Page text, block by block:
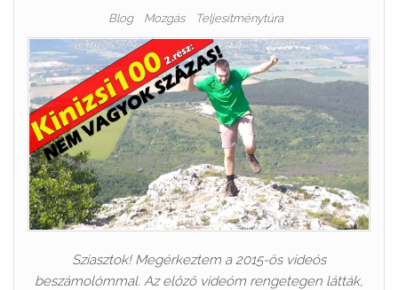
Blog Mozgás Teljesítménytúra
Sziasztok! Megérkeztem a 2015-ös videós
beszámolómmal. Az előző videóm rengetegen látták,